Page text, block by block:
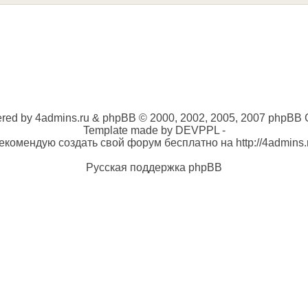
by 4admins.ru & phpBB © 2000, 2002, 2005, 2007 phpBB
Template made by DEVPPL -
создать свой форум бесплатно на http://
Русская поддержка phpBB